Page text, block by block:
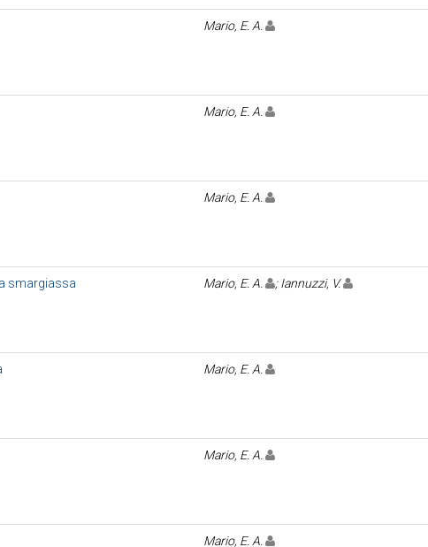
Mario, E. A.
Mario, E. A.
Mario, E. A.
smargiassa Mario, E. A. ; Iannuzzi, V.
Mario, E. A.
Mario, E. A.
Mario, E. A.